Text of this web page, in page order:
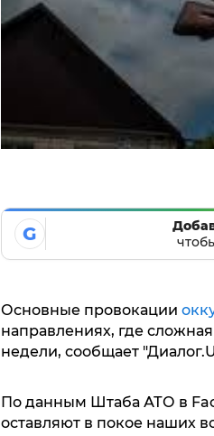
G
Основные провокации
направлениях, где
недели, сообщает
По данным Штаба АТО в
оставляют в покое наших